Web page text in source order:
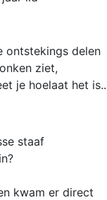
ontstekings delen
ziet,
je hoelaat het is..
staaf
kwam er direct